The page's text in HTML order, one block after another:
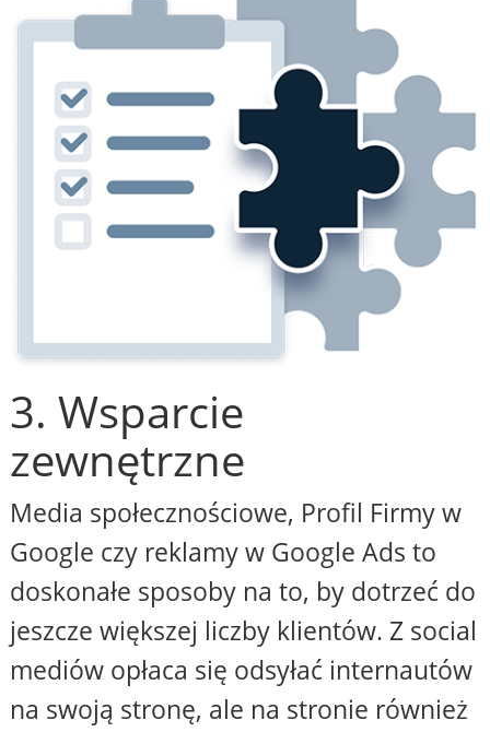
3. Wsparcie
zewnętrzne
Media społecznościowe, Profil Firmy w
Google czy reklamy w Google Ads to
doskonałe sposoby na to, by dotrzeć do
jeszcze większej liczby klientów. Z social
mediów opłaca się odsyłać internautów
na swoją stronę, ale na stronie również